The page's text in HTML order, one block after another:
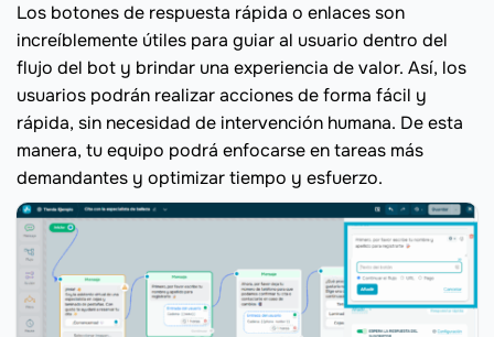
Los botones de respuesta rápida o enlaces son
increíblemente útiles para guiar al usuario dentro del
flujo del bot y brindar una experiencia de valor. Así, los
usuarios podrán realizar acciones de forma fácil y
rápida, sin necesidad de intervención humana. De esta
manera, tu equipo podrá enfocarse en tareas más
demandantes y optimizar tiempo y esfuerzo.